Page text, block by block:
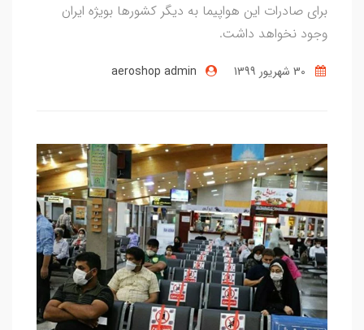
برای صادرات این هواپیما به دیگر کشور‌ها بویژه ایران
وجود نخواهد داشت.
aeroshop admin